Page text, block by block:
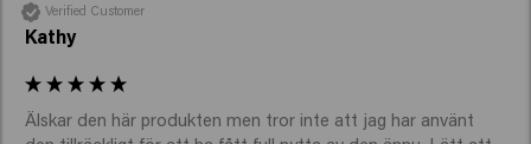
Verified Customer
Kathy
Älskar den här produkten men tror inte att jag har använt